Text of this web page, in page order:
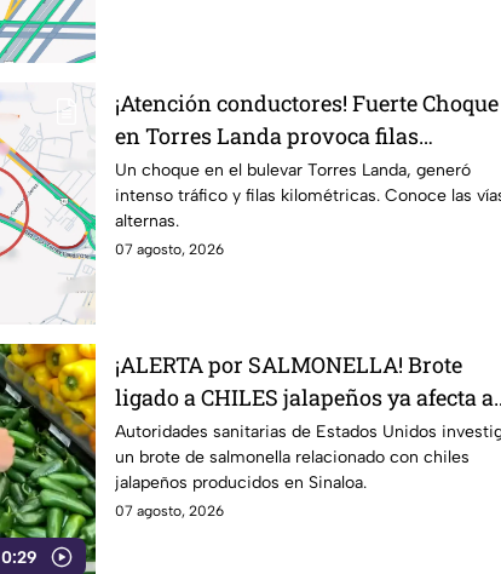
¡Atención conductores! Fuerte Choque
en Torres Landa provoca filas
kilométricas a esta altura
Un choque en el bulevar Torres Landa, generó
intenso tráfico y filas kilométricas. Conoce las
alternas.
07 agosto, 2026
0:29
¡ALERTA por SALMONELLA! Brote
ligado a CHILES jalapeños ya afecta a
27 estados
Autoridades sanitarias de Estados Unidos
un brote de salmonella relacionado con chiles
jalapeños producidos en Sinaloa.
07 agosto, 2026